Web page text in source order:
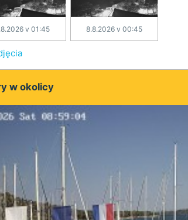
v 01:45 8.8.2026 v 00:45
w okolicy